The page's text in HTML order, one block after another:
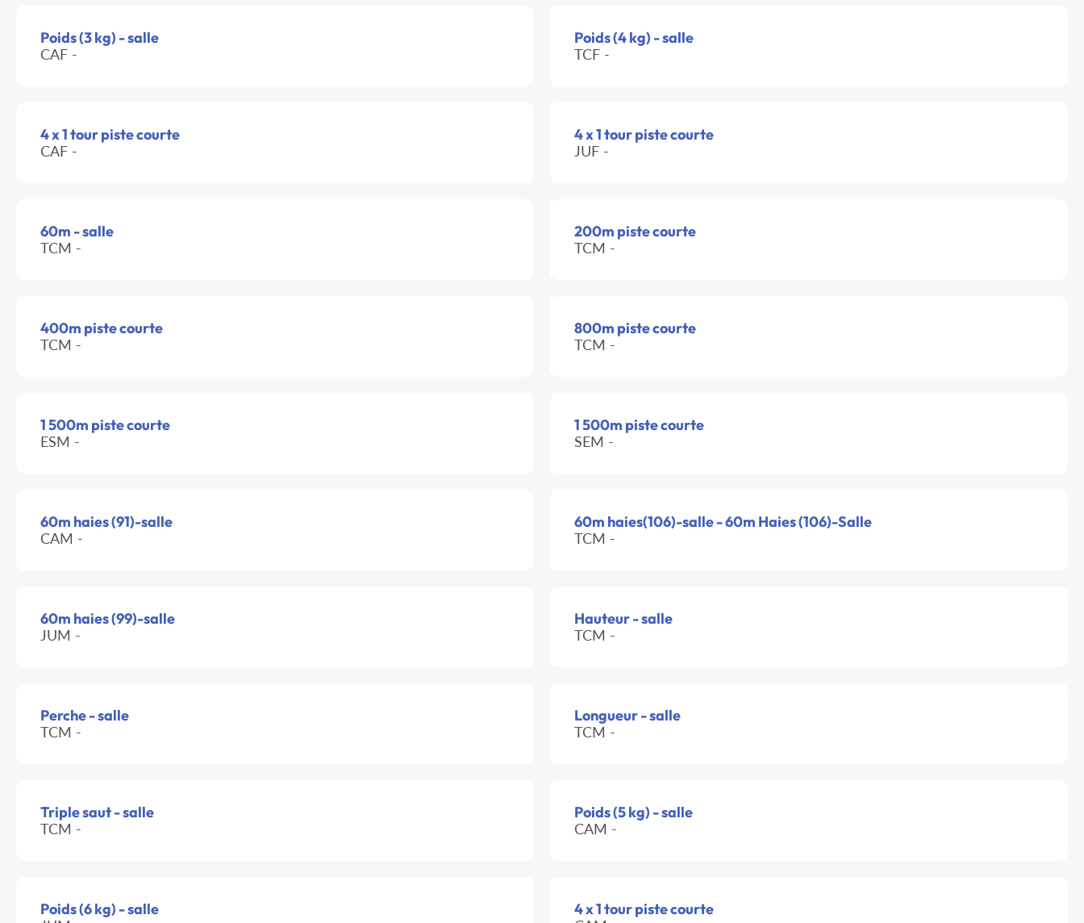
Poids (3 kg) - salle
CAF -
Poids (4 kg) - salle
TCF -
4 x 1 tour piste courte
CAF -
4 x 1 tour piste courte
JUF -
60m - salle
TCM -
200m piste courte
TCM -
400m piste courte
TCM -
800m piste courte
TCM -
1 500m piste courte
ESM -
1 500m piste courte
SEM -
60m haies (91)-salle
CAM -
60m haies(106)-salle - 60m Haies (106)-Salle
TCM -
60m haies (99)-salle
JUM -
Hauteur - salle
TCM -
Perche - salle
TCM -
Longueur - salle
TCM -
Triple saut - salle
TCM -
Poids (5 kg) - salle
CAM -
Poids (6 kg) - salle 4 x 1 tour piste courte